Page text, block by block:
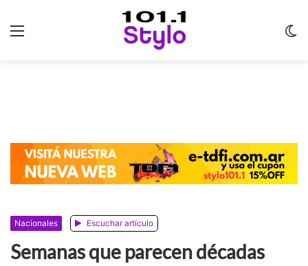
Nacionales Escuchar artículo
Semanas que parecen décadas